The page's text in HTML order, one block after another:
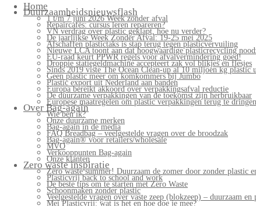
Home
Duurzaamheidsnieuwsflash
1 t/m 7 juni 2026 Week zonder afval
Repaircafés: cursus leren repareren?
VN verdrag over plastic geklapt, hoe nu verder?
De jaarlijkse Week Zonder Afval: 19-25 mei 2025
Afschaffen plastictaks is stap terug tegen plasticvervuiling
Nieuwe LCA toont aan dat hoogwaardige plasticrecycling
EU-raad keurt PPWR regels voor afvalvermindering goed!
Droppie statiegeldmachine accepteert zak vol blikjes en flesjes
Sinds 2019 viste The Ocean Clean-up al 10 miljoen kg plastic
Geen plastic meer om komkommers bij Jumbo
Plastic export uit Nederland aan banden
Europa bereikt akkoord over verpakkingsafval reductie
De duurzame verpakkingen van de toekomst zijn herbruikbaar
Europese maatregelen om plastic verpakkingen terug te
Over Bag-again
Wie ben ik?
Onze duurzame merken
Bag-again in de media
FAQ Breadbag – veelgestelde vragen over de broodzak
Bag-again® voor retailers/wholesale
MVO
Verkooppunten Bag-again
Onze klanten
Zero waste inspiratie
Zero waste summer! Duurzaam de zomer door zonder plastic
Plasticvrij back to school and work
De beste tips om te starten met Zero Waste
Schoonmaken zonder plastic
Veelgestelde vragen over vaste zeep (blokzeep) – duurzaam
Mei Plasticvrij: wat is het en hoe doe je mee?